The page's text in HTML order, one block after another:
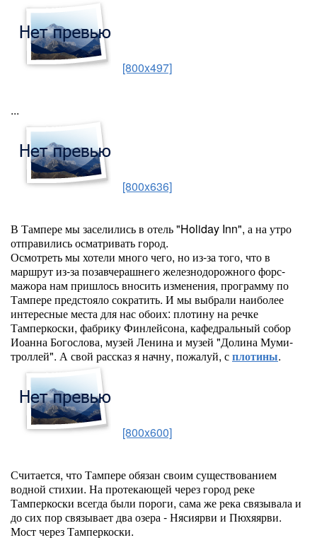
[800x497]
...
[800x636]
В Тампере мы заселились в отель "Holiday Inn", а на утро
отправились осматривать город.
Осмотреть мы хотели много чего, но из-за того, что в
маршрут из-за позавчерашнего железнодорожного форс-
мажора нам пришлось вносить изменения, программу по
Тампере предстояло сократить. И мы выбрали наиболее
интересные места для нас обоих: плотину на речке
Тамперкоски, фабрику Финлейсона, кафедральный собор
Иоанна Богослова, музей Ленина и музей "Долина Муми-
троллей". А свой рассказ я начну, пожалуй, сплотины.
[800x600]
Считается, что Тампере обязан своим существованием
водной стихии. На протекающей через город реке
Тамперкоски всегда были пороги, сама же река связывала и
до сих пор связывает два озера - Нясиярви и Пюхяярви.
Мост через Тамперкоски.